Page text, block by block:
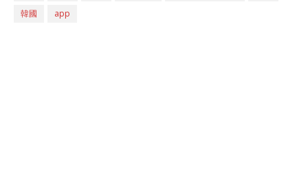
韓國
app